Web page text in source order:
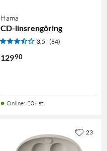
Hama
CD-linsrengöring
3.5 (84)
12990
Online: 20+ st
23